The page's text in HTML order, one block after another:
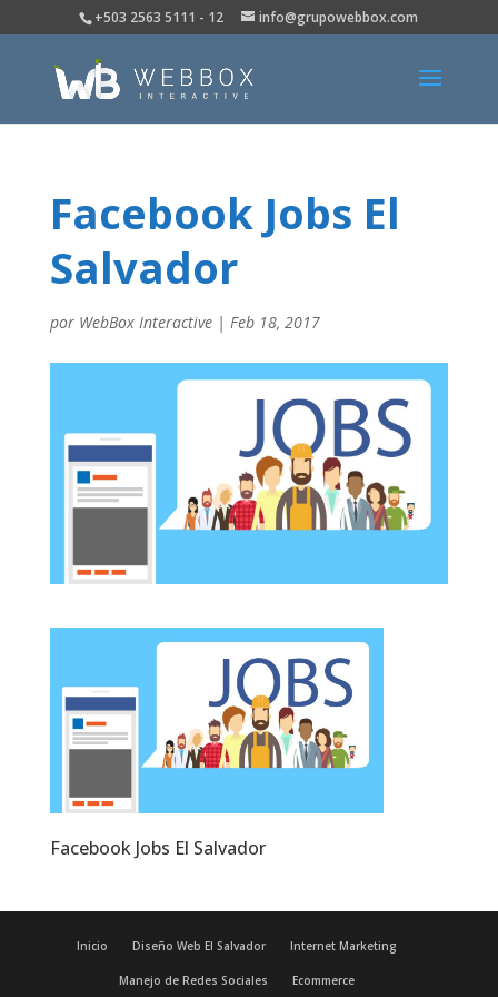
+503 2563 5111 - 12 info@grupowebbox.com
Facebook Jobs El
Salvador
por WebBox Interactive| Feb 18, 2017
Facebook Jobs El Salvador
Inicio Diseño Web El Salvador Internet Marketing
Manejo de Redes Sociales Ecommerce